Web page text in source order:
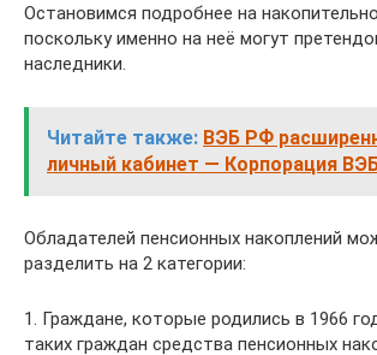
Остановимся подробнее на
поскольку именно на неё могут
наследники.
Читайте также: ВЭБ РФ
личный кабинет — Корпорация
Обладателей пенсионных накоплений
разделить на 2 категории:
1. Граждане, которые родились в 1966
таких граждан средства пенсионных